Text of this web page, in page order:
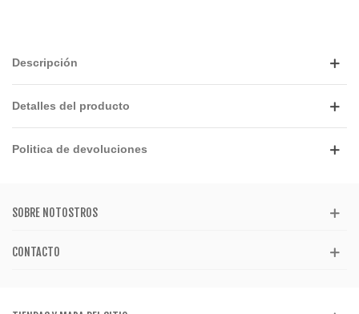
Descripción
Detalles del producto
Politica de devoluciones
SOBRE NOTOSTROS
CONTACTO